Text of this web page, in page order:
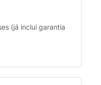
(já inclui garantia